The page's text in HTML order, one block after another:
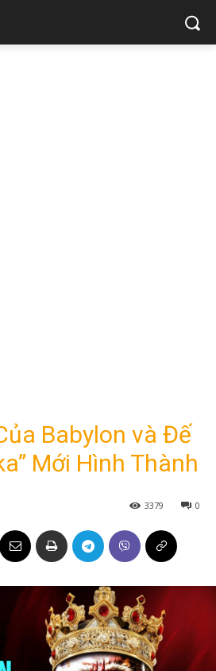
Babylon và Đế
Mới Hình Thành
0
3379